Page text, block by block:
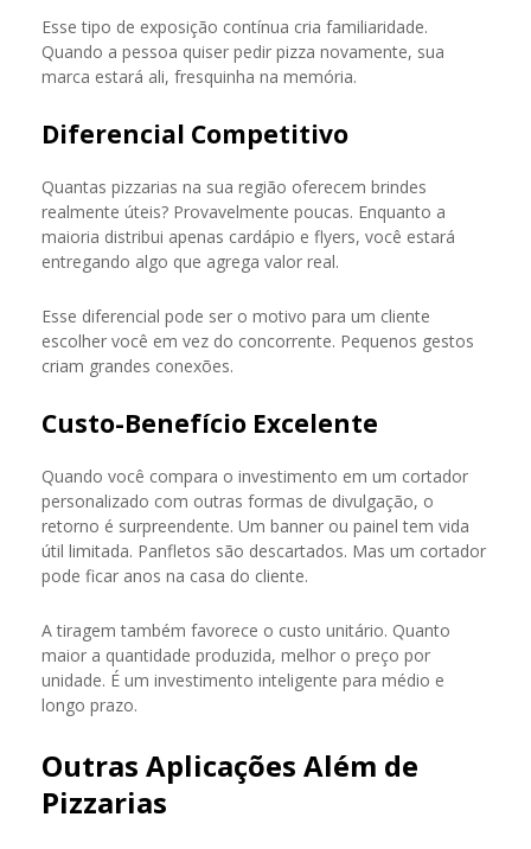
Esse tipo de exposição contínua cria familiaridade.
Quando a pessoa quiser pedir pizza novamente, sua
marca estará ali, fresquinha na memória.
Diferencial Competitivo
Quantas pizzarias na sua região oferecem brindes
realmente úteis? Provavelmente poucas. Enquanto a
maioria distribui apenas cardápio e flyers, você estará
entregando algo que agrega valor real.
Esse diferencial pode ser o motivo para um cliente
escolher você em vez do concorrente. Pequenos gestos
criam grandes conexões.
Custo-Benefício Excelente
Quando você compara o investimento em um cortador
personalizado com outras formas de divulgação, o
retorno é surpreendente. Um banner ou painel tem vida
útil limitada. Panfletos são descartados. Mas um cortador
pode ficar anos na casa do cliente.
A tiragem também favorece o custo unitário. Quanto
maior a quantidade produzida, melhor o preço por
unidade. É um investimento inteligente para médio e
longo prazo.
Outras Aplicações Além de
Pizzarias